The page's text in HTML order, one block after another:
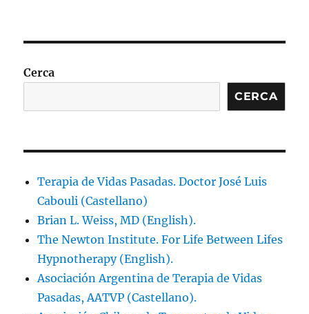
Cerca
CERCA
Terapia de Vidas Pasadas. Doctor José Luis
Cabouli (Castellano)
Brian L. Weiss, MD (English).
The Newton Institute. For Life Between Lifes
Hypnotherapy (English).
Asociación Argentina de Terapia de Vidas
Pasadas, AATVP (Castellano).